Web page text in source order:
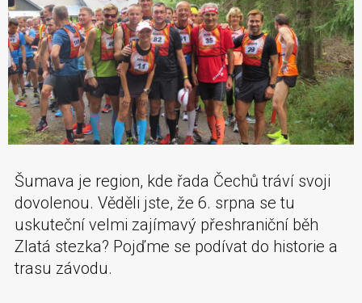
Šumava je region, kde řada Čechů tráví svoji
dovolenou. Věděli jste, že 6. srpna se tu
uskuteční velmi zajímavý přeshraniční běh
Zlatá stezka? Pojďme se podívat do historie a
trasu závodu.